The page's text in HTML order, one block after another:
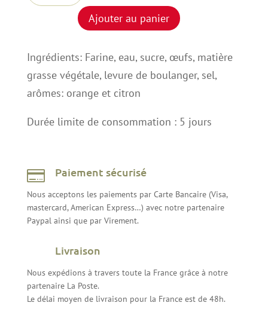
BRIOCHE
Ajouter au panier
Ingrédients: Farine, eau, sucre, œufs, matière
grasse végétale, levure de boulanger, sel,
arômes: orange et citron
Durée limite de consommation : 5 jours
 Paiement sécurisé
Nous acceptons les paiements par Carte Bancaire (Visa,
mastercard, American Express…) avec notre partenaire
Paypal ainsi que par Virement.
Livraison
Nous expédions à travers toute la France grâce à notre
partenaire La Poste.
Le délai moyen de livraison pour la France est de 48h.